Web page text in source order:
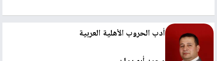
أدب الحروب الأهلية العربية